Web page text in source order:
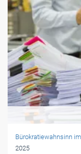
Bürokratiewahnsinn
2025